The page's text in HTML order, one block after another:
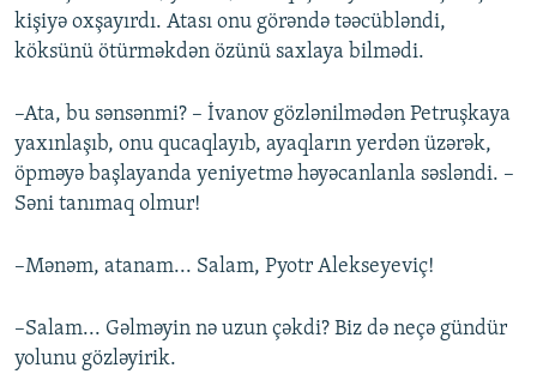
kişiyə oxşayırdı. Atası onu görəndə təəcübləndi,
köksünü ötürməkdən özünü saxlaya bilmədi.
–Ata, bu sənsənmi? – İvanov gözlənilmədən Petruşkaya
yaxınlaşıb, onu qucaqlayıb, ayaqların yerdən üzərək,
öpməyə başlayanda yeniyetmə həyəcanlanla səsləndi. –
Səni tanımaq olmur!
–Mənəm, atanam... Salam, Pyotr Alekseyeviç!
–Salam... Gəlməyin nə uzun çəkdi? Biz də neçə gündür
yolunu gözləyirik.